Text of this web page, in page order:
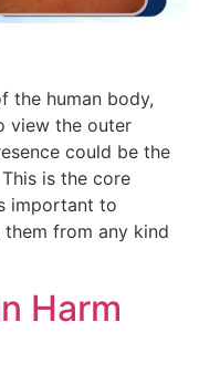
the human body,
view the outer
could be the
is the core
important to
from any kind
Harm